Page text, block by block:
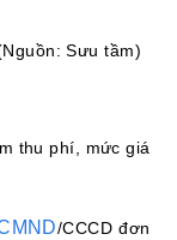
Sưu tầm)
thu phí, mức giá
/CCCD đơn